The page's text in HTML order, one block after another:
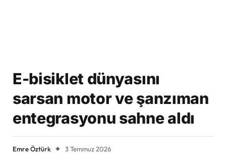
E-bisiklet dünyasını
sarsan motor ve şanzıman
entegrasyonu sahne aldı
Emre Öztürk 3 Temmuz 2026